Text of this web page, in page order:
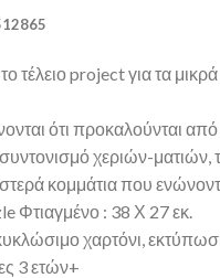
το τέλειο project για τα
ότι προκαλούνται
χεριών-ματιών,
κομμάτια που
Φτιαγμένο : 38 Χ 27 εκ.
χαρτόνι,
3 ετών+